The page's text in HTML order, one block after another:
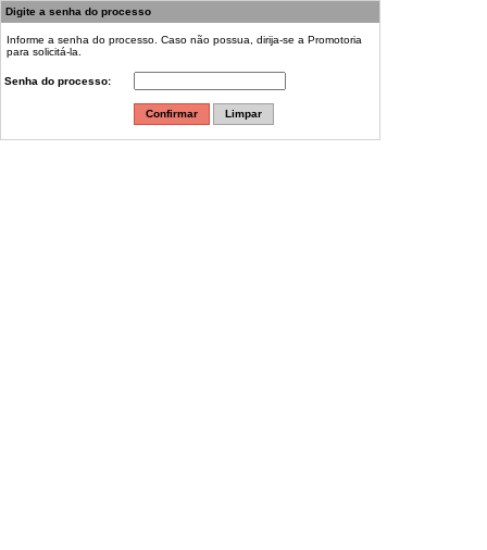
Digite a senha do processo
Informe a senha do processo. Caso não possua, dirija-se a Promotoria
para solicitá-la.
Senha do processo: